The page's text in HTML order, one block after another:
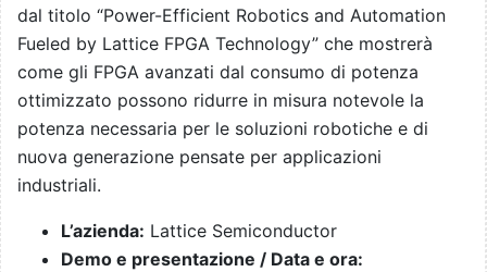
dal titolo “Power-Efficient Robotics and Automation
Fueled by Lattice FPGA Technology” che mostrerà
come gli FPGA avanzati dal consumo di potenza
ottimizzato possono ridurre in misura notevole la
potenza necessaria per le soluzioni robotiche e di
nuova generazione pensate per applicazioni
industriali.
L’azienda: Lattice Semiconductor
Demo e presentazione / Data e ora: